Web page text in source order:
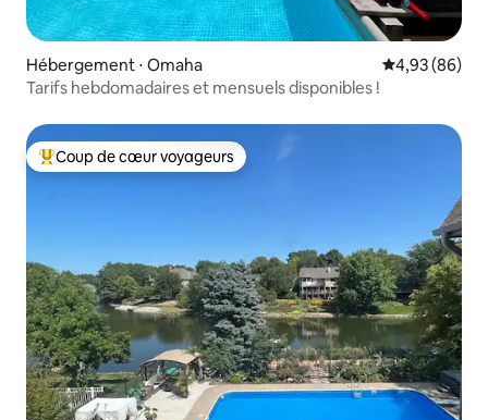
Hébergement ⋅ Omaha Évaluation
4,93 (86)
Tarifs hebdomadaires et mensuels disponibles !
Coups de cœur voyageurs les plus appréciés
Coup de cœur voyageurs